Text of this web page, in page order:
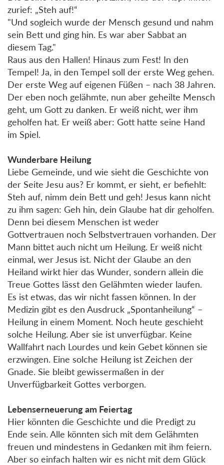
zurief: „Steh auf!“
"Und sogleich wurde der Mensch gesund und nahm
sein Bett und ging hin. Es war aber Sabbat an
diesem Tag."
Raus aus den Hallen! Hinaus zum Fest! In den
Tempel! Ja, in den Tempel soll der erste Weg gehen.
Der erste Weg auf eigenen Füßen – nach 38 Jahren.
Der eben noch gelähmte, nun aber geheilte Mensch
geht, um Gott zu danken. Er weiß nicht, wer ihm
geholfen hat. Er weiß aber: Gott hatte seine Hand
im Spiel.
Wunderbare Heilung
Liebe Gemeinde, und wie sieht die Geschichte von
der Seite Jesu aus? Er kommt, er sieht, er befiehlt:
Steh auf, nimm dein Bett und geh! Jesus kann nicht
zu ihm sagen: Geh hin, dein Glaube hat dir geholfen.
Denn bei diesem Menschen ist weder
Gottvertrauen noch Selbstvertrauen vorhanden. Der
Mann bittet auch nicht um Heilung. Er weiß nicht
einmal, wer Jesus ist. Nicht der Glaube an den
Heiland wirkt hier das Wunder, sondern allein die
Treue Gottes lässt den Gelähmten wieder laufen.
Es ist etwas, das wir nicht fassen können. In der
Medizin gibt es den Ausdruck „Spontanheilung“ –
Heilung in einem Moment. Noch heute geschieht
solche Heilung. Aber sie ist unverfügbar. Keine
Wallfahrt nach Lourdes und kein Gebet können sie
erzwingen. Eine solche Heilung ist Zeichen der
Gnade. Sie bleibt gewissermaßen in der
Unverfügbarkeit Gottes verborgen.
Lebenserneuerung am Feiertag
Hier könnten die Geschichte und die Predigt zu
Ende sein. Alle könnten sich mit dem Gelähmten
freuen und mindestens in Gedanken mit ihm feiern.
Aber so einfach halten wir es nicht mit dem Glück